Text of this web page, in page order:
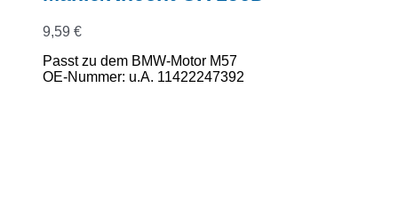
9,59 €
Passt zu dem BMW-Motor M57
OE-Nummer: u.A. 11422247392